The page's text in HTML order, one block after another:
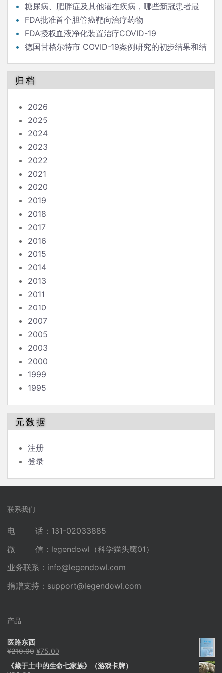
后的流行病学家
糖尿病、肥胖症及其他潜在疾病，哪些新冠患者最
危险？
FDA批准首个胆管癌靶向治疗药物
FDA授权血液净化装置治疗COVID-19
德国甘格尔特市 COVID-19案例研究的初步结果和结
归档
2026
2025
2024
2023
2022
2021
2020
2019
2018
2017
2016
2015
2014
2013
2011
2010
2007
2005
2003
2000
1999
1995
元数据
注册
登录
联系我们
电 话：131-02033885
微 信：legendowl（科学猫头鹰01）
业务联系： info@legendowl.com
捐赠支持： support@legendowl.com
产品
医路东西
¥210.00 原
为：
¥75.00
价
《藏于土中的生命七家族》（游戏卡牌）